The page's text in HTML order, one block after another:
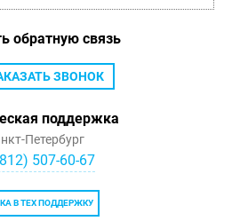
обратную связь
ЗВОНОК
поддержка
Петербург
507-60-67
В ТЕХ ПОДДЕРЖКУ